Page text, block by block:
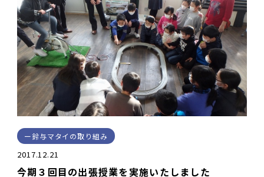
鈴与マタイの取り組み
2017.12.21
今期３回目の出張授業を実施いたしました